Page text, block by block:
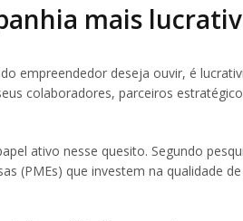
mais
empreendedor deseja ouvir, é
colaboradores, parceiros
ativo nesse quesito. Segundo
(PMEs) que investem na qualidade